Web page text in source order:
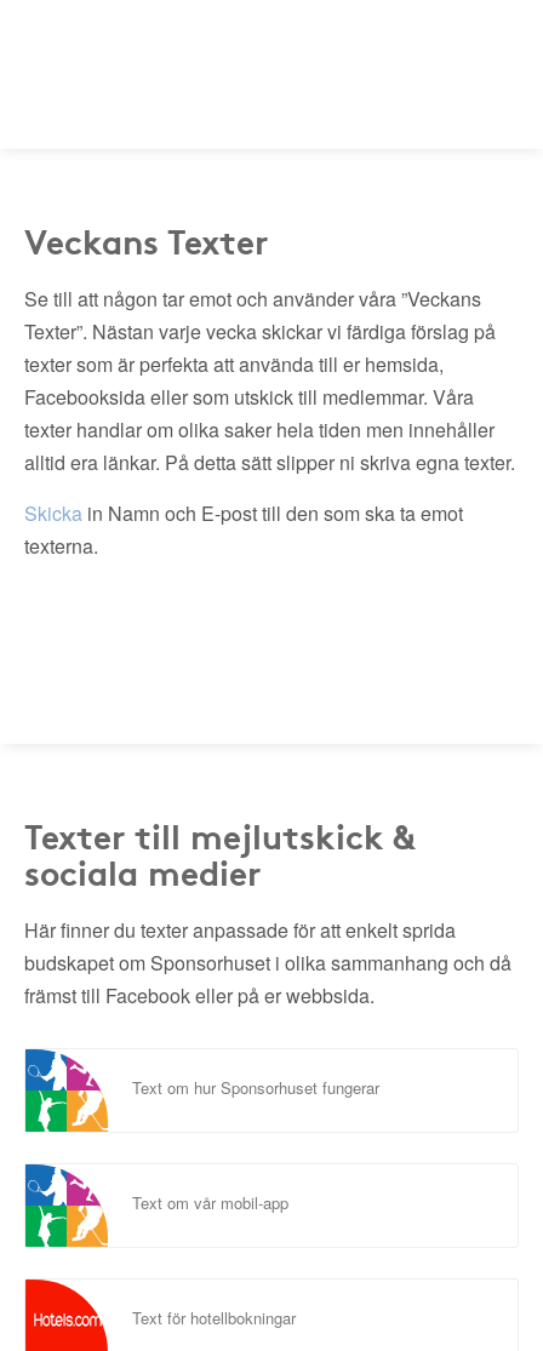
Veckans Texter
Se till att någon tar emot och använder våra ”Veckans
Texter”. Nästan varje vecka skickar vi färdiga förslag på
texter som är perfekta att använda till er hemsida,
Facebooksida eller som utskick till medlemmar. Våra
texter handlar om olika saker hela tiden men innehåller
alltid era länkar. På detta sätt slipper ni skriva egna texter.
Skicka in Namn och E-post till den som ska ta emot
texterna.
Texter till mejlutskick &
sociala medier
Här finner du texter anpassade för att enkelt sprida
budskapet om Sponsorhuset i olika sammanhang och då
främst till Facebook eller på er webbsida.
Text om hur Sponsorhuset fungerar
Text om vår mobil-app
Text för hotellbokningar